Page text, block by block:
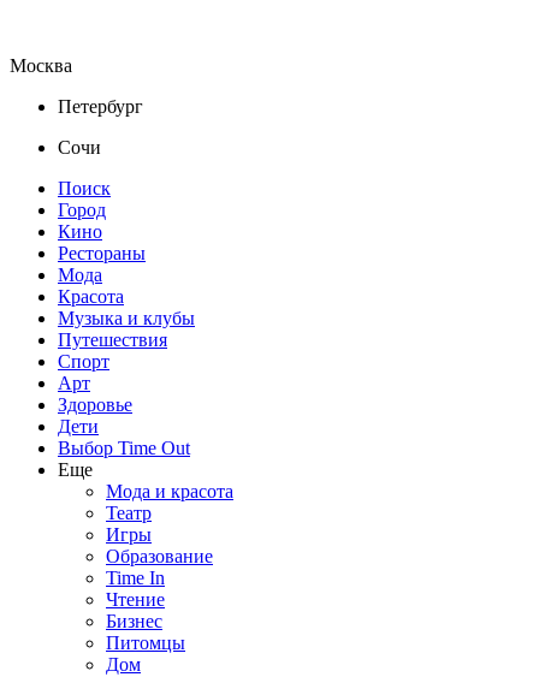
Москва
Петербург
Сочи
Поиск
Город
Кино
Рестораны
Мода
Красота
Музыка и клубы
Путешествия
Спорт
Арт
Здоровье
Дети
Выбор Time Out
Еще
Мода и красота
Театр
Игры
Образование
Time In
Чтение
Бизнес
Питомцы
Дом